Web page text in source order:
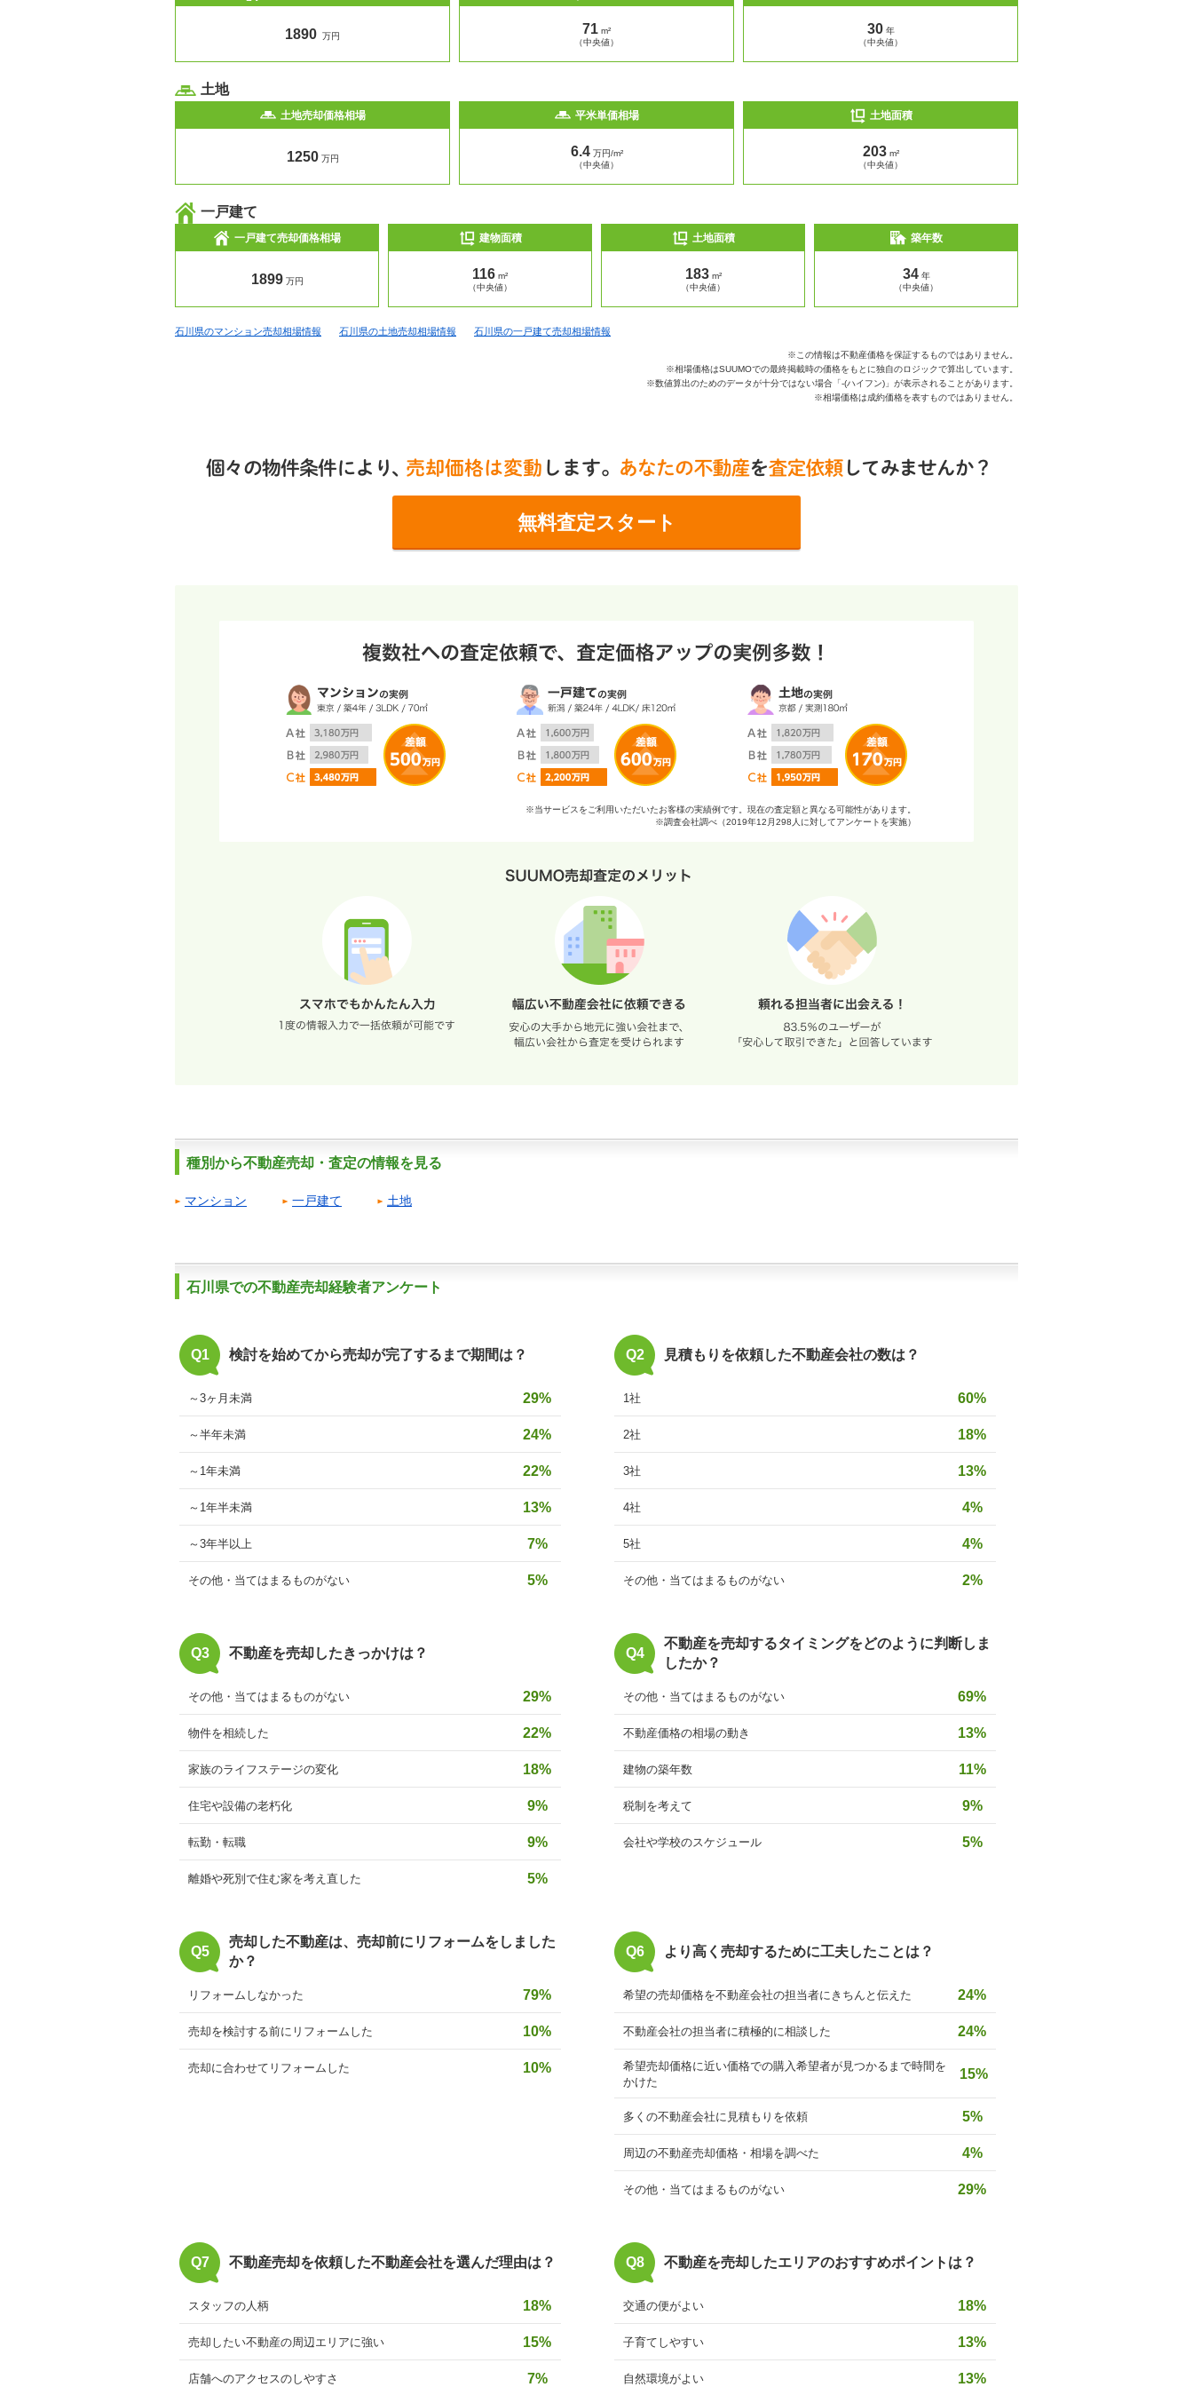
1890 万円 71 m²
（中央値）
30 年
（中央値）
土地
土地売却価格相場
1250 万円
平米単価相場
6.4 万円/m²
（中央値）
土地面積
203 m²
（中央値）
一戸建て
一戸建て売却価格相場
1899 万円
建物面積
116 m²
（中央値）
土地面積
183 m²
（中央値）
築年数
34 年
（中央値）
石川県のマンション売却相場情報 石川県の土地売却相場情報 石川県の一戸建て売却相場情報
※この情報は不動産価格を保証するものではありません。
※相場価格はSUUMOでの最終掲載時の価格をもとに独自のロジックで算出しています。
※数値算出のためのデータが十分ではない場合「-(ハイフン)」が表示されることがあります。
※相場価格は成約価格を表すものではありません。
無料査定スタート
※当サービスをご利用いただいたお客様の実績例です。現在の査定額と異なる可能性があります。
※調査会社調べ（2019年12月298人に対してアンケートを実施）
種別から不動産売却・査定の情報を見る
マンション 一戸建て 土地
石川県での不動産売却経験者アンケート
Q1 検討を始めてから売却が完了するまで期間は？
～3ヶ月未満 29%
～半年未満 24%
～1年未満 22%
～1年半未満 13%
～3年半以上 7%
その他・当てはまるものがない 5%
Q2 見積もりを依頼した不動産会社の数は？
1社 60%
2社 18%
3社 13%
4社 4%
5社 4%
その他・当てはまるものがない 2%
Q3 不動産を売却したきっかけは？
その他・当てはまるものがない 29%
物件を相続した 22%
家族のライフステージの変化 18%
住宅や設備の老朽化 9%
転勤・転職 9%
離婚や死別で住む家を考え直した 5%
Q4
不動産を売却するタイミングをどのように判断しま
したか？
その他・当てはまるものがない 69%
不動産価格の相場の動き 13%
建物の築年数 11%
税制を考えて 9%
会社や学校のスケジュール 5%
Q5
売却した不動産は、売却前にリフォームをしました
か？
リフォームしなかった 79%
売却を検討する前にリフォームした 10%
売却に合わせてリフォームした 10%
Q6 より高く売却するために工夫したことは？
希望の売却価格を不動産会社の担当者にきちんと伝えた 24%
不動産会社の担当者に積極的に相談した 24%
希望売却価格に近い価格での購入希望者が見つかるまで時間を
かけた
15%
多くの不動産会社に見積もりを依頼 5%
周辺の不動産売却価格・相場を調べた 4%
その他・当てはまるものがない 29%
Q7 不動産売却を依頼した不動産会社を選んだ理由は？
スタッフの人柄 18%
売却したい不動産の周辺エリアに強い 15%
店舗へのアクセスのしやすさ 7%
Q8 不動産を売却したエリアのおすすめポイントは？
交通の便がよい 18%
子育てしやすい 13%
自然環境がよい 13%